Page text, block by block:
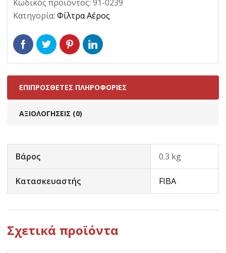
Κωδικός προϊόντος: 91-0239
Κατηγορία: Φίλτρα Αέρος
ΕΠΙΠΡΌΣΘΕΤΕΣ ΠΛΗΡΟΦΟΡΊΕΣ
ΑΞΙΟΛΟΓΉΣΕΙΣ (0)
Βάρος 0.3 kg
Κατασκευαστής FIBA
Σχετικά προϊόντα